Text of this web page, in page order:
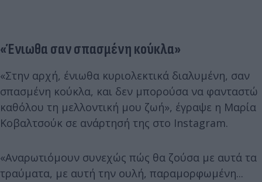
«Ένιωθα σαν σπασμένη κούκλα»
«Στην αρχή, ένιωθα κυριολεκτικά διαλυμένη, σαν
σπασμένη κούκλα, και δεν μπορούσα να φανταστώ
καθόλου τη μελλοντική μου ζωή», έγραψε η Μαρία
Κοβαλτσούκ σε ανάρτησή της στο Instagram.
«Αναρωτιόμουν συνεχώς πώς θα ζούσα με αυτά τα
τραύματα, με αυτή την ουλή, παραμορφωμένη...